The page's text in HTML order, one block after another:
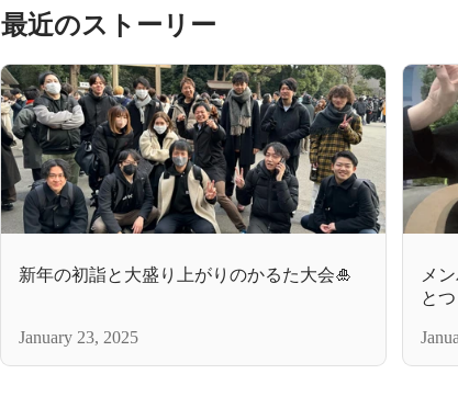
最近のストーリー
新年の初詣と大盛り上がりのかるた大会🎍
January 23, 2025
メ
と